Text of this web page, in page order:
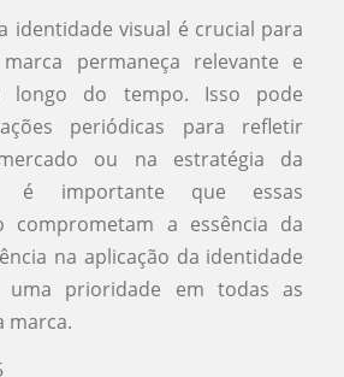
identidade visual é crucial para
permaneça relevante e
longo do tempo. Isso pode
periódicas para refletir
ou na estratégia da
é importante que essas
comprometam a essência da
na aplicação da identidade
uma prioridade em todas as
marca.